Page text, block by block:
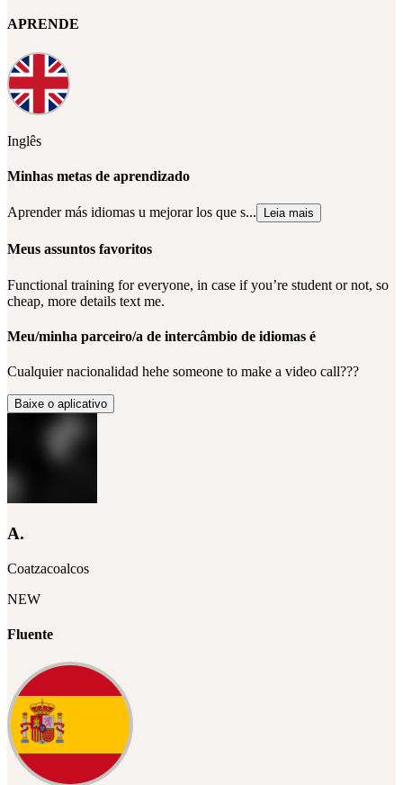
APRENDE
Inglês
Minhas metas de aprendizado
Aprender más idiomas u mejorar los que s... Leia mais
Meus assuntos favoritos
Functional training for everyone, in case if you’re student or not, so
cheap, more details text me.
Meu/minha parceiro/a de intercâmbio de idiomas é
Cualquier nacionalidad hehe someone to make a video call???
Baixe o aplicativo
A.
Coatzacoalcos
NEW
Fluente